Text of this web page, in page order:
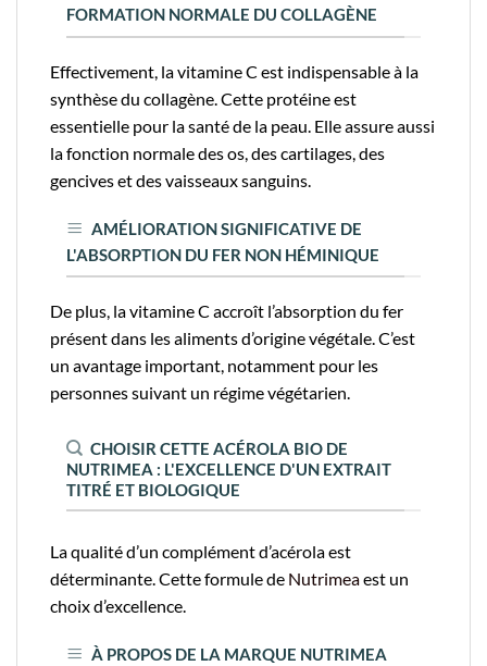
FORMATION NORMALE DU COLLAGÈNE
Effectivement, la vitamine C est indispensable à la
synthèse du collagène. Cette protéine est
essentielle pour la santé de la peau. Elle assure aussi
la fonction normale des os, des cartilages, des
gencives et des vaisseaux sanguins.
AMÉLIORATION SIGNIFICATIVE DE
L'ABSORPTION DU FER NON HÉMINIQUE
De plus, la vitamine C accroît l’absorption du fer
présent dans les aliments d’origine végétale. C’est
un avantage important, notamment pour les
personnes suivant un régime végétarien.
CHOISIR CETTE ACÉROLA BIO DE
NUTRIMEA : L'EXCELLENCE D'UN EXTRAIT
TITRÉ ET BIOLOGIQUE
La qualité d’un complément d’acérola est
déterminante. Cette formule de Nutrimeaest un
choix d’excellence.
À PROPOS DE LA MARQUE NUTRIMEA